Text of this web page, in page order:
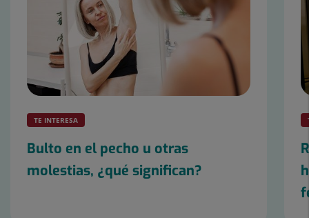
TE INTERESA
Bulto en el pecho u otras
molestias, ¿qué significan?